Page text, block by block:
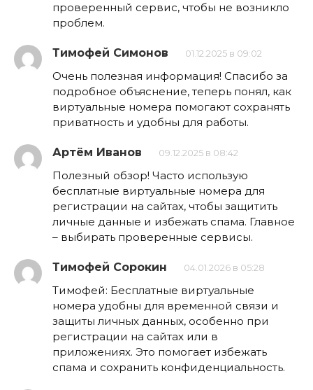
проверенный сервис, чтобы не возникло
проблем.
Тимофей Симонов 01.12.2025 в 09:02
Очень полезная информация! Спасибо за
подробное объяснение, теперь понял, как
виртуальные номера помогают сохранять
приватность и удобны для работы.
Артём Иванов 09.12.2025 в 08:42
Полезный обзор! Часто использую
бесплатные виртуальные номера для
регистрации на сайтах, чтобы защитить
личные данные и избежать спама. Главное
– выбирать проверенные сервисы.
Тимофей Сорокин 04.01.2026 в 05:28
Тимофей: Бесплатные виртуальные
номера удобны для временной связи и
защиты личных данных, особенно при
регистрации на сайтах или в
приложениях. Это помогает избежать
спама и сохранить конфиденциальность.